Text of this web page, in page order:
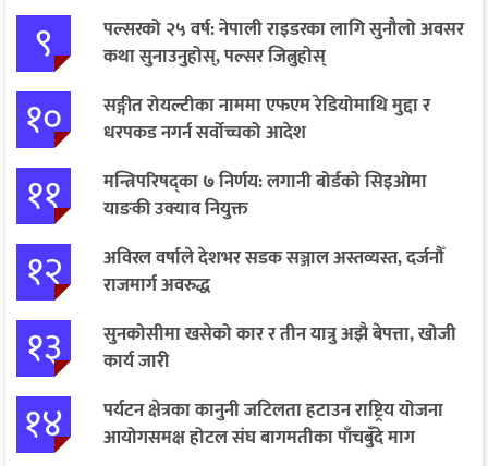
९
पल्सरको २५ वर्ष: नेपाली राइडरका लागि सुनौलो अवसर
कथा सुनाउनुहोस्, पल्सर जित्नुहोस्
१०
सङ्गीत रोयल्टीका नाममा एफएम रेडियोमाथि मुद्दा र
धरपकड नगर्न सर्वोच्चको आदेश
११
मन्त्रिपरिषद्का ७ निर्णय: लगानी बोर्डको सिइओमा
याङकी उक्याव नियुक्त
१२
अविरल वर्षाले देशभर सडक सञ्जाल अस्तव्यस्त, दर्जनौँ
राजमार्ग अवरुद्ध
१३
सुनकोसीमा खसेको कार र तीन यात्रु अझै बेपत्ता, खोजी
कार्य जारी
१४
पर्यटन क्षेत्रका कानुनी जटिलता हटाउन राष्ट्रिय योजना
आयोगसमक्ष होटल संघ बागमतीका पाँचबुँदे माग